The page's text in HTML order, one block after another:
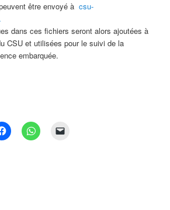
être envoyé àcsu-
dans ces fichiers seront alors ajoutées à
CSU et utilisées pour le suivi de la
embarquée.